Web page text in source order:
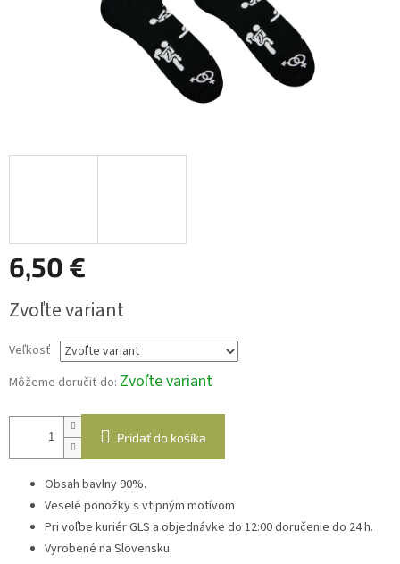
6,50 €
cena:
Zvoľte variant
Veľkosť
Môžeme doručiť do: Zvoľte variant
Pridať do košíka
Obsah bavlny 90%.
Veselé ponožky s vtipným motívom
Pri voľbe kuriér GLS a objednávke do 12:00 doručenie do 24 h.
Vyrobené na Slovensku.